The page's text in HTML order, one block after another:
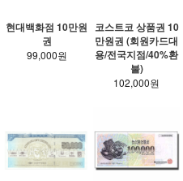
현대백화점 10만원
권
99,000원
코스트코 상품권 10
만원권 (회원카드대
용/전국지점/40%환
불)
102,000원